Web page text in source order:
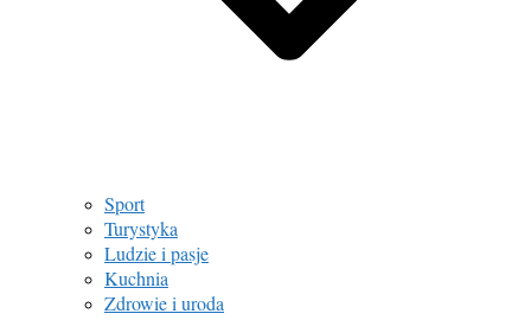
Sport
Turystyka
Ludzie i pasje
Kuchnia
Zdrowie i uroda